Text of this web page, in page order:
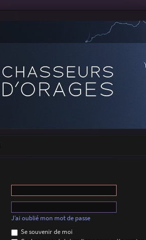
J’ai oublié mon mot de passe
Se souvenir de moi